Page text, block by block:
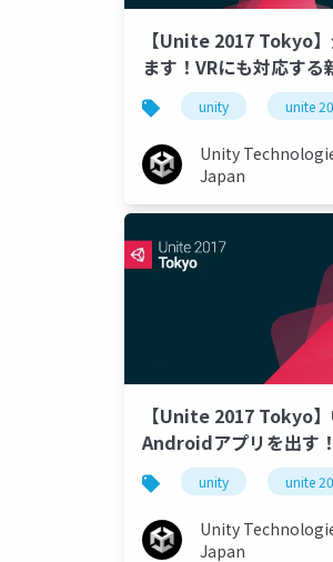
【Unite 2017 Tokyo
ます！VRにも対応する
Video Player
unity unite
Unity
Japan
【Unite 2017 Tokyo
Androidアプリを出す
ストアでのアプリリリ
化のためにできること
unity unite
Unity
Japan